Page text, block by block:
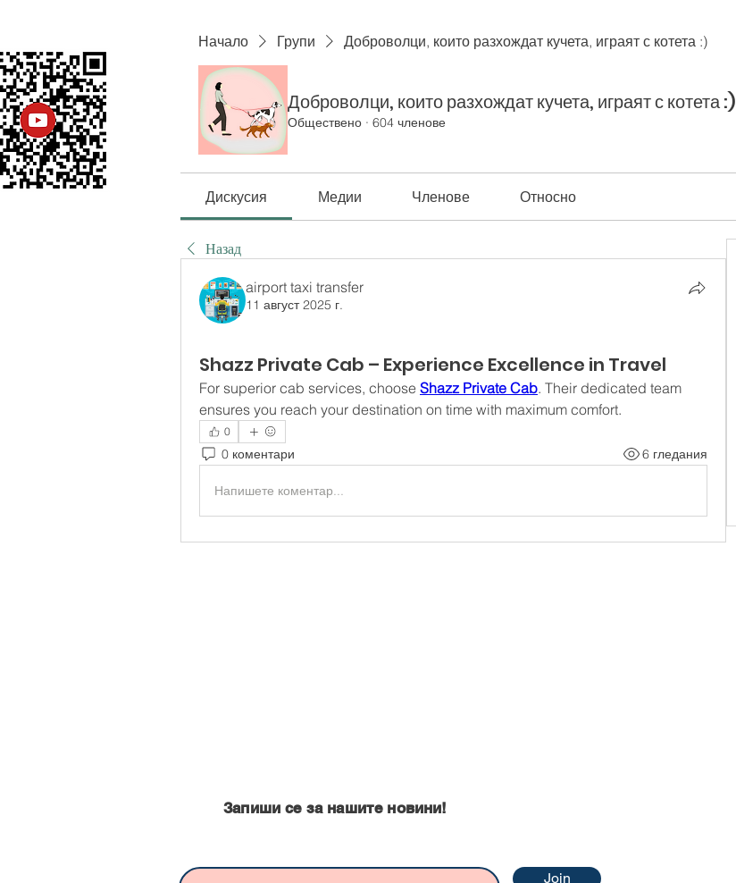
Начало Групи Доброволци, които разхождат кучета, играят с котета :)
Доброволци, които разхождат кучета, играят с котета :)
Обществено · 604 членове
Дискусия Медии Членове Относно
Назад
airport taxi transfer
11 август 2025 г.
Shazz Private Cab – Experience Excellence in Travel
For superior cab services, choose Shazz Private Cab. Their dedicated team
ensures you reach your destination on time with maximum comfort.
0
0 коментари 6 гледания
Напишете коментар...
Join
Запиши се за нашите новини!